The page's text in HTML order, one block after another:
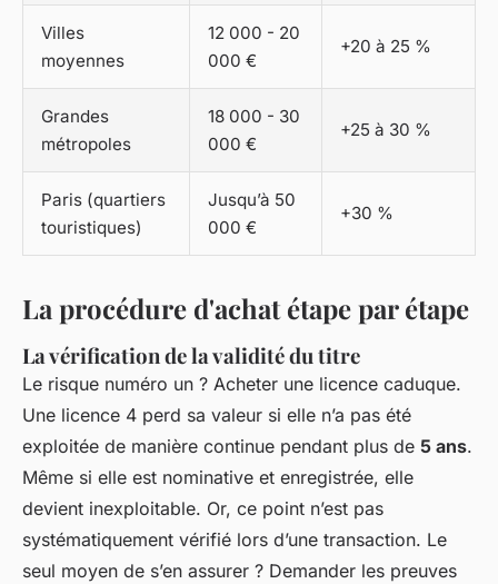
Villes
moyennes
12 000 - 20
000 €
+20 à 25 %
Grandes
métropoles
18 000 - 30
000 €
+25 à 30 %
Paris (quartiers
touristiques)
Jusqu’à 50
000 €
+30 %
La procédure d'achat étape par étape
La vérification de la validité du titre
Le risque numéro un ? Acheter une licence caduque.
Une licence 4 perd sa valeur si elle n’a pas été
exploitée de manière continue pendant plus de 5 ans.
Même si elle est nominative et enregistrée, elle
devient inexploitable. Or, ce point n’est pas
systématiquement vérifié lors d’une transaction. Le
seul moyen de s’en assurer ? Demander les preuves